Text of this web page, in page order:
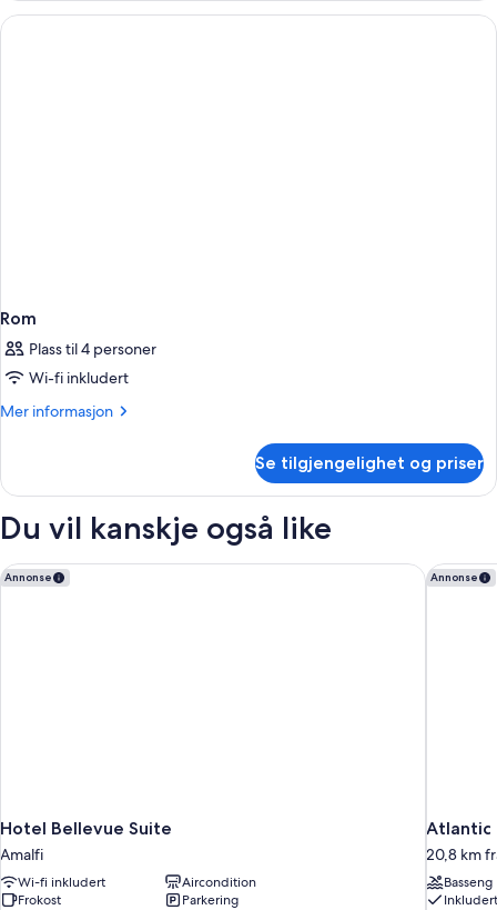
Rom
Plass til 4 personer
Wi-fi inkludert
Mer informasjon
Mer
Se tilgjengelighet og priser
Du vil kanskje også like
Annonse
Hotel Bellevue Suite
Amalfi
Wi-fi inkludert
Aircondition
Frokost
Parkering
Hotel Bellevue Suite Annonse
Atlantic
20,8 km
Basseng
Atlantic